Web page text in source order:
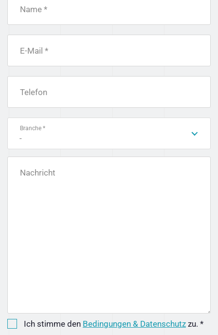
Name *
E-Mail *
Telefon
Branche *
-
Nachricht
Ich stimme den Bedingungen & Datenschutz zu. *